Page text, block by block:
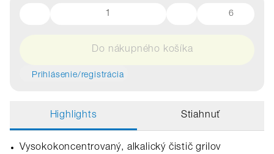
6
Do nákupného košíka
Prihlásenie/registrácia
Highlights Stiahnuť
Vysokokoncentrovaný, alkalický čistič grilov